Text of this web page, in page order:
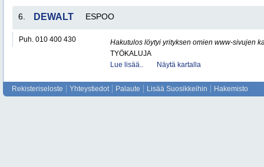
6. DEWALT ESPOO
Puh. 010 400 430
Hakutulos löytyi yrityksen omien www-sivujen
TYÖKALUJA
Lue lisää..
Näytä kartalla
Rekisteriseloste Yhteystiedot Palaute Lisää Suosikkeihin Hakemisto